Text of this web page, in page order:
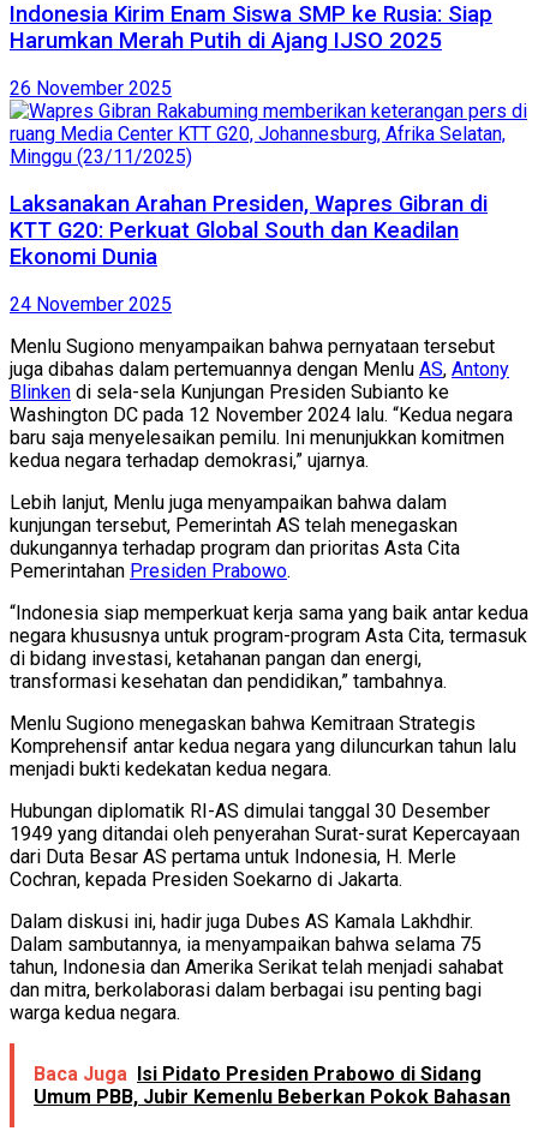
Indonesia Kirim Enam Siswa SMP ke Rusia: Siap
Harumkan Merah Putih di Ajang IJSO 2025
26 November 2025
Laksanakan Arahan Presiden, Wapres Gibran di
KTT G20: Perkuat Global South dan Keadilan
Ekonomi Dunia
24 November 2025
Menlu Sugiono menyampaikan bahwa pernyataan tersebut
juga dibahas dalam pertemuannya dengan Menlu AS, Antony
Blinken di sela-sela Kunjungan Presiden Subianto ke
Washington DC pada 12 November 2024 lalu. “Kedua negara
baru saja menyelesaikan pemilu. Ini menunjukkan komitmen
kedua negara terhadap demokrasi,” ujarnya.
Lebih lanjut, Menlu juga menyampaikan bahwa dalam
kunjungan tersebut, Pemerintah AS telah menegaskan
dukungannya terhadap program dan prioritas Asta Cita
Pemerintahan Presiden Prabowo.
“Indonesia siap memperkuat kerja sama yang baik antar kedua
negara khususnya untuk program-program Asta Cita, termasuk
di bidang investasi, ketahanan pangan dan energi,
transformasi kesehatan dan pendidikan,” tambahnya.
Menlu Sugiono menegaskan bahwa Kemitraan Strategis
Komprehensif antar kedua negara yang diluncurkan tahun lalu
menjadi bukti kedekatan kedua negara.
Hubungan diplomatik RI-AS dimulai tanggal 30 Desember
1949 yang ditandai oleh penyerahan Surat-surat Kepercayaan
dari Duta Besar AS pertama untuk Indonesia, H. Merle
Cochran, kepada Presiden Soekarno di Jakarta.
Dalam diskusi ini, hadir juga Dubes AS Kamala Lakhdhir.
Dalam sambutannya, ia menyampaikan bahwa selama 75
tahun, Indonesia dan Amerika Serikat telah menjadi sahabat
dan mitra, berkolaborasi dalam berbagai isu penting bagi
warga kedua negara.
Baca Juga Isi Pidato Presiden Prabowo di Sidang
Umum PBB, Jubir Kemenlu Beberkan Pokok Bahasan